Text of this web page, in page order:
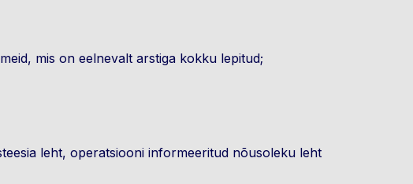
mis on eelnevalt arstiga kokku lepitud;
leht, operatsiooni informeeritud nõusoleku leht